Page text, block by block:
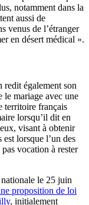
notamment dans la
aussi de
venus de l’étranger
en désert médical ».
également son
le mariage avec une
territoire français
lorsqu’il dit en
visant à obtenir
lorsque l’un des
vocation à rester
le 25 juin
proposition de loi
, initialement